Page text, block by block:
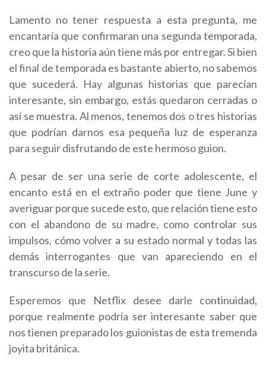
Lamento no tener respuesta a esta pregunta, me
encantaría que confirmaran una segunda temporada,
creo que la historia aún tiene más por entregar. Si bien
el final de temporada es bastante abierto, no sabemos
que sucederá. Hay algunas historias que parecían
interesante, sin embargo, estás quedaron cerradas o
así se muestra. Al menos, tenemos dos o tres historias
que podrían darnos esa pequeña luz de esperanza
para seguir disfrutando de este hermoso guion.
A pesar de ser una serie de corte adolescente, el
encanto está en el extraño poder que tiene June y
averiguar porque sucede esto, que relación tiene esto
con el abandono de su madre, como controlar sus
impulsos, cómo volver a su estado normal y todas las
demás interrogantes que van apareciendo en el
transcurso de la serie.
Esperemos que Netflix desee darle continuidad,
porque realmente podría ser interesante saber que
nos tienen preparado los guionistas de esta tremenda
joyita británica.